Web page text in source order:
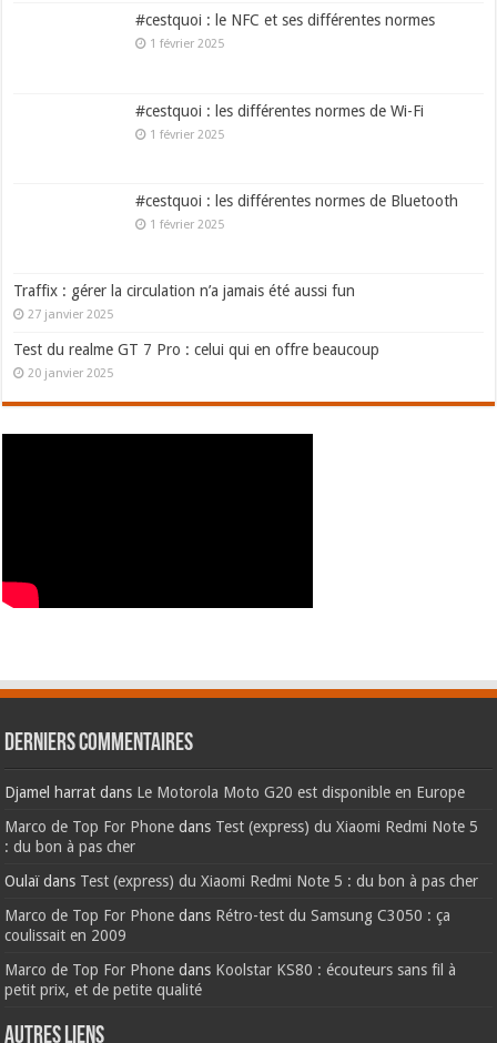
#cestquoi : le NFC et ses différentes normes
1 février 2025
#cestquoi : les différentes normes de Wi-Fi
1 février 2025
#cestquoi : les différentes normes de Bluetooth
1 février 2025
Traffix : gérer la circulation n’a jamais été aussi fun
27 janvier 2025
Test du realme GT 7 Pro : celui qui en offre beaucoup
20 janvier 2025
Derniers commentaires
Djamel harrat dans Le Motorola Moto G20 est disponible en Europe
Marco de Top For Phone dans Test (express) du Xiaomi Redmi Note 5
: du bon à pas cher
Oulaïdans Test (express) du Xiaomi Redmi Note 5 : du bon à pas cher
Marco de Top For Phone dans Rétro-test du Samsung C3050 : ça
coulissait en 2009
Marco de Top For Phone dans Koolstar KS80 : écouteurs sans fil à
petit prix, et de petite qualité
AUTRES LIENS